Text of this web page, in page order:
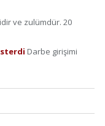
ve zulümdür. 20
Darbe girişimi